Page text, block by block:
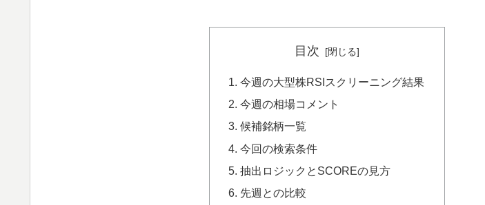
目次
今週の大型株RSIスクリーニング結果
今週の相場コメント
候補銘柄一覧
今回の検索条件
抽出ロジックとSCOREの見方
先週との比較